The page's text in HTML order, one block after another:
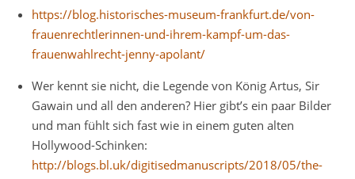
https://blog.historisches-museum-frankfurt.de/von-
frauenrechtlerinnen-und-ihrem-kampf-um-das-
frauenwahlrecht-jenny-apolant/
Wer kennt sie nicht, die Legende von König Artus, Sir
Gawain und all den anderen? Hier gibt’s ein paar Bilder
und man fühlt sich fast wie in einem guten alten
Hollywood-Schinken:
http://blogs.bl.uk/digitisedmanuscripts/2018/05/the-